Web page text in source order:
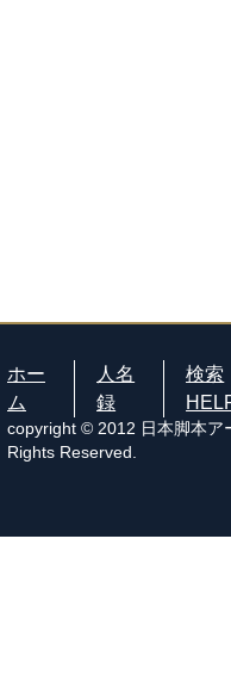
ホー
ム
人名
録
検索
copyright © 2012 日本脚本ア
Rights Reserved.